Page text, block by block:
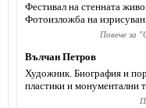
Фестивал на стенната
Фотоизложба на
Повече за "
Вълчан Петров
Художник. Биография и
пластики и монументални